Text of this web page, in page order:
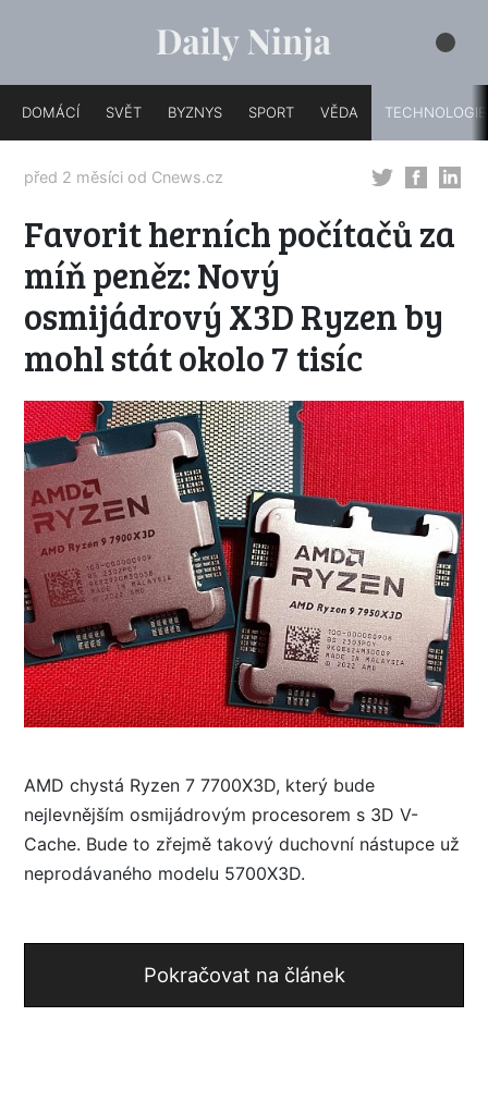
DOMÁCÍ SVĚT BYZNYS SPORT VĚDA TECHNOLOGIE
před 2 měsíci od Cnews.cz
Favorit herních počítačů za
míň peněz: Nový
osmijádrový X3D Ryzen by
mohl stát okolo 7 tisíc
AMD chystá Ryzen 7 7700X3D, který bude
nejlevnějším osmijádrovým procesorem s 3D V-
Cache. Bude to zřejmě takový duchovní nástupce už
neprodávaného modelu 5700X3D.
Pokračovat na článek